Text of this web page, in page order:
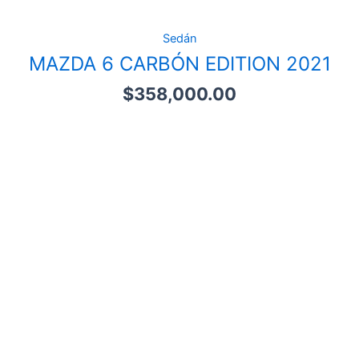
Sedán
MAZDA 6 CARBÓN EDITION 2021
$358,000.00